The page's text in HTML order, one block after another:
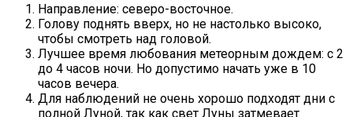
Направление: северо-восточное.
Голову поднять вверх, но не настолько высоко,
чтобы смотреть над головой.
Лучшее время любования метеорным дождем: с 2
до 4 часов ночи. Но допустимо начать уже в 10
часов вечера.
Для наблюдений не очень хорошо подходят дни с
полной Луной, так как свет Луны затмевает